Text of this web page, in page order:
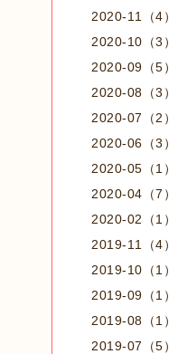
2020-11（4）
2020-10（3）
2020-09（5）
2020-08（3）
2020-07（2）
2020-06（3）
2020-05（1）
2020-04（7）
2020-02（1）
2019-11（4）
2019-10（1）
2019-09（1）
2019-08（1）
2019-07（5）